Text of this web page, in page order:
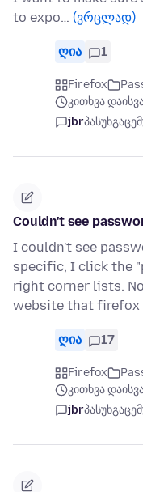
to expo… (ვრცლად)
ღია 1
Firefox
კითხვა
jbr
Couldn't see
I couldn't see
specific, I click the
right corner lists.
website that firefox
ღია 17
Firefox
კითხვა
jbr